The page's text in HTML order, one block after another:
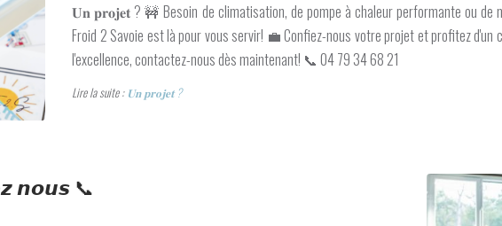
𝐔𝐧 𝐩𝐫𝐨𝐣𝐞𝐭 ? 🚧 Besoin de climatisation, de pompe à chaleur performante ou de
Froid 2 Savoie est là pour vous servir! 💼 Confiez-nous votre projet et profitez
l'excellence, contactez-nous dès maintenant! 📞 04 79 34 68 21
Lire la suite : 𝐔𝐧 𝐩𝐫𝐨𝐣𝐞𝐭 ?
𝙣𝙤𝙪𝙨 📞